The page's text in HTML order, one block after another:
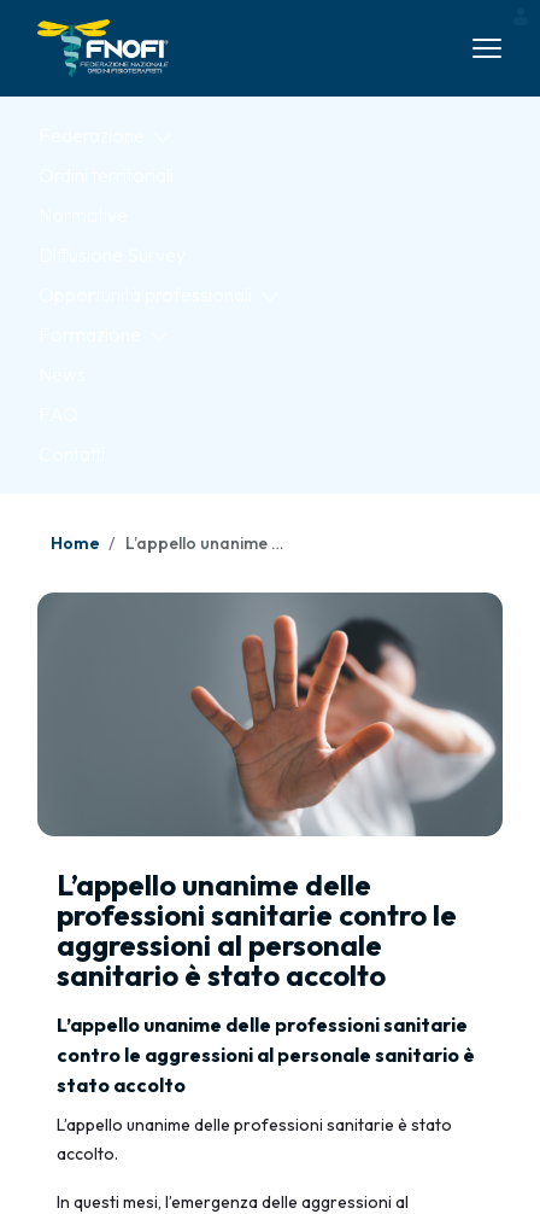
Skip to Main Content
Home L’appello unanime delle professioni sanitarie contro le aggressioni al personale sanitario è stato accolto
L’appello unanime delle
professioni sanitarie contro le
aggressioni al personale
sanitario è stato accolto
L’appello unanime delle professioni sanitarie
contro le aggressioni al personale sanitario è
stato accolto
L’appello unanime delle professioni sanitarie è stato
accolto.
In questi mesi, l’emergenza delle aggressioni al